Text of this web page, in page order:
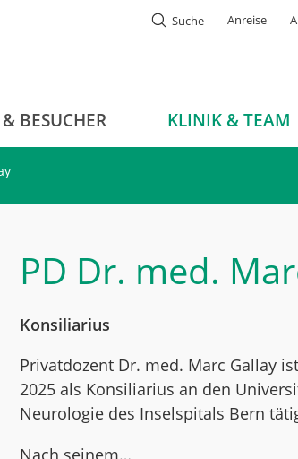
Suche Anreise
BESUCHER KLINIK & TEAM
PD Dr. med.
Konsiliarius
Privatdozent Dr. med. Marc Gallay
2025 als Konsiliarius an den
Neurologie des Inselspitals Bern
Nach seinem…